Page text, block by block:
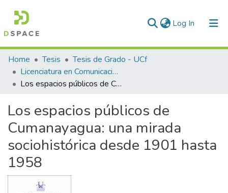
Log In (current)
Communities & Collections
All of DSpace
Home Tesis
Tesis de Grado - UCf
Licenciatura en Comunicación Social
Los espacios públicos de Cumanayagua: una mirada sociohistórica desde 1901 hasta 1958
Los espacios públicos de
Cumanayagua: una mirada
sociohistórica desde 1901 hasta
1958